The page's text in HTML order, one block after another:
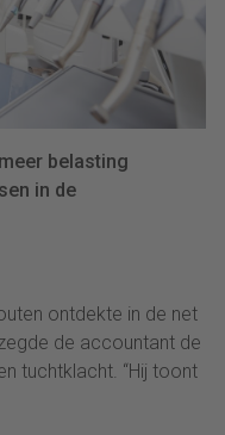
belasting
in de
ontdekte in de net
de accountant de
tuchtklacht. “Hij toont